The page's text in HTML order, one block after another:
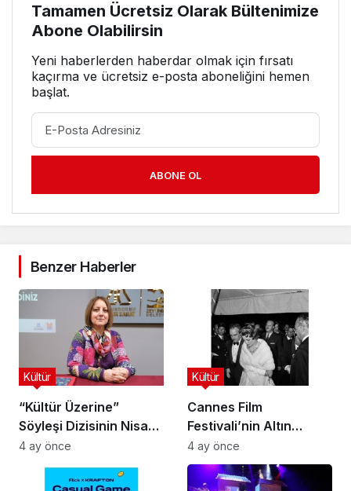
Tamamen Ücretsiz Olarak Bültenimize
Abone Olabilirsin
Yeni haberlerden haberdar olmak için fırsatı
kaçırma ve ücretsiz e-posta aboneliğini hemen
başlat.
ABONE OL
Benzer Haberler
“Kültür Üzerine”
Söyleşi Dizisinin Nisan
Ayı Konuğu Doç. Dr.
Gökçe Dervişoğlu
Okandan Oldu!
Kültür
4 ay önce
Cannes Film
Festivali’nin Altın
Çağını Mercek Altına
Alıyor
Kültür
4 ay önce